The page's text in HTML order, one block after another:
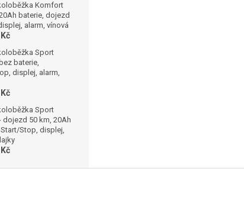
Komfort
baterie, dojezd
alarm, vínová
Sport
baterie,
displej, alarm,
Sport
dojezd 50 km, 20Ah
Start/Stop, displej,